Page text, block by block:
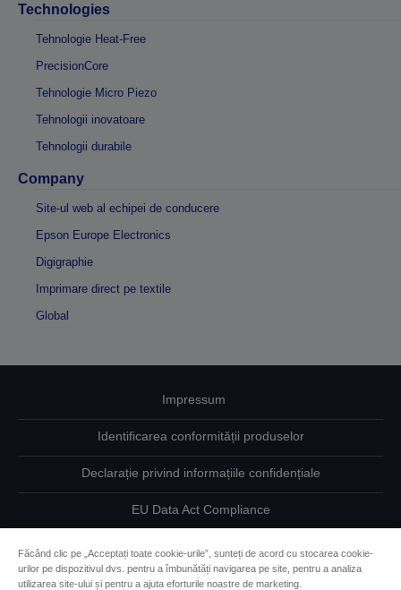
Technologies
Tehnologie Heat-Free
PrecisionCore
Tehnologie Micro Piezo
Tehnologii inovatoare
Tehnologii durabile
Company
Site-ul web al echipei de conducere
Epson Europe Electronics
Digigraphie
Imprimare direct pe textile
Global
Impressum
Identificarea conformității produselor
Declarație privind informațiile confidențiale
EU Data Act Compliance
Informaţii despre modulele cookie
Făcând clic pe „Acceptați toate cookie-urile”, sunteți de acord cu stocarea cookie-
urilor pe dispozitivul dvs. pentru a îmbunătăți navigarea pe site, pentru a analiza
utilizarea site-ului și pentru a ajuta eforturile noastre de marketing.